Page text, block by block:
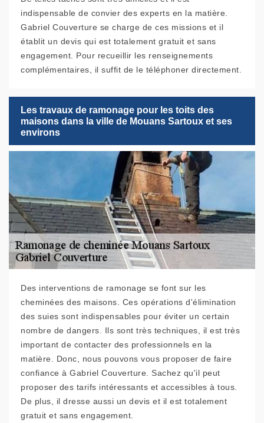
indispensable de convier des experts en la matière.
Gabriel Couverture se charge de ces missions et il
établit un devis qui est totalement gratuit et sans
engagement. Pour recueillir les renseignements
complémentaires, il suffit de le téléphoner directement.
Les travaux de ramonage pour les toits des
maisons dans la ville de Mouans Sartoux et ses
environs
Des interventions de ramonage se font sur les
cheminées des maisons. Ces opérations d'élimination
des suies sont indispensables pour éviter un certain
nombre de dangers. Ils sont très techniques, il est très
important de contacter des professionnels en la
matière. Donc, nous pouvons vous proposer de faire
confiance à Gabriel Couverture. Sachez qu'il peut
proposer des tarifs intéressants et accessibles à tous.
De plus, il dresse aussi un devis et il est totalement
gratuit et sans engagement.